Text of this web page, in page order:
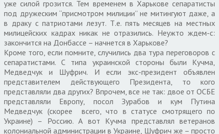
уже силой грозится. Тем временем в Харькове сепаратисты
под дружеским “присмотром милиции” не митингуют даже, а
в драку с патриотами лезут. Т.е. пять месяцев на местных
милицейских кадрах никак не отразились. Неужто ждем-с:
закончится на Донбассе – начнется в Харькове?
Кроме того, если помните, случились два тура переговоров с
сепаратистами. С типа украинской стороны были Кучма,
Медведчук и Шуфрич. И если экс-президент объявлен
представителем действующего Президента, то кого
представляли два других? Впрочем, все не так: двое от ОСБЕ
представляли Европу, посол Зурабов и кум Путина
Медведчук (скорее всего, что в статусе смотрящего по
Украине) – Россию. А вот Кучма представлял ветеранов
колониальной администрации в Украине, Шуфрич же – просто